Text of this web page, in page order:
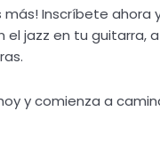
más! Inscríbete
el jazz en tu guitarra,
y comienza a